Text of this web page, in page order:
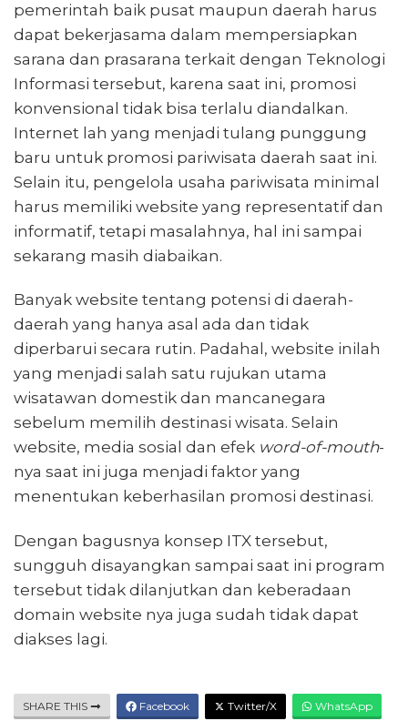
pemerintah baik pusat maupun daerah harus
dapat bekerjasama dalam mempersiapkan
sarana dan prasarana terkait dengan Teknologi
Informasi tersebut, karena saat ini, promosi
konvensional tidak bisa terlalu diandalkan.
Internet lah yang menjadi tulang punggung
baru untuk promosi pariwisata daerah saat ini.
Selain itu, pengelola usaha pariwisata minimal
harus memiliki website yang representatif dan
informatif, tetapi masalahnya, hal ini sampai
sekarang masih diabaikan.
Banyak website tentang potensi di daerah-
daerah yang hanya asal ada dan tidak
diperbarui secara rutin. Padahal, website inilah
yang menjadi salah satu rujukan utama
wisatawan domestik dan mancanegara
sebelum memilih destinasi wisata. Selain
website, media sosial dan efek word-of-mouth-
nya saat ini juga menjadi faktor yang
menentukan keberhasilan promosi destinasi.
Dengan bagusnya konsep ITX tersebut,
sungguh disayangkan sampai saat ini program
tersebut tidak dilanjutkan dan keberadaan
domain website nya juga sudah tidak dapat
diakses lagi.
SHARE THIS Facebook Twitter/X WhatsApp